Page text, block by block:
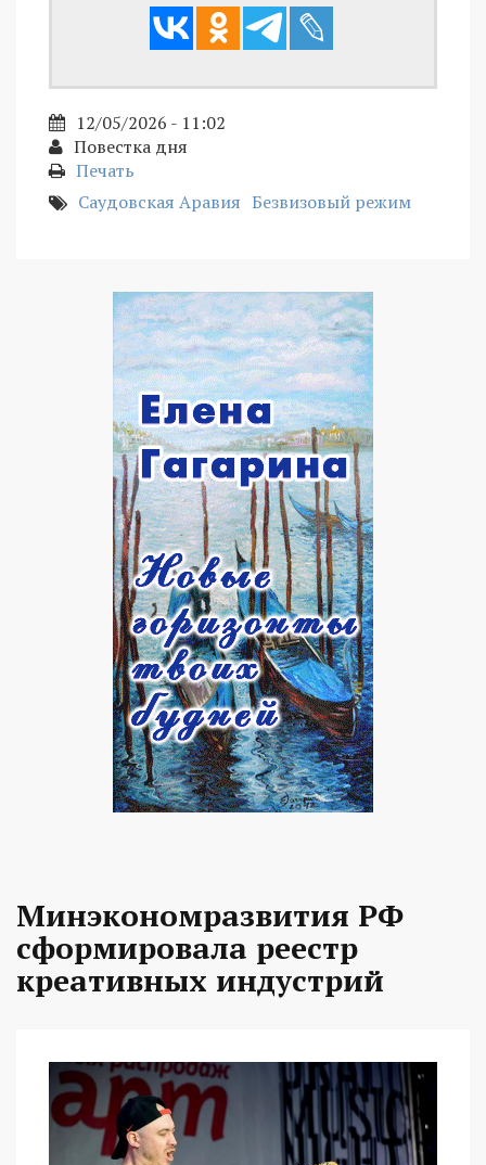
12/05/2026 - 11:02
Повестка дня
Печать
Саудовская Аравия Безвизовый режим
Минэкономразвития РФ
сформировала реестр
креативных индустрий